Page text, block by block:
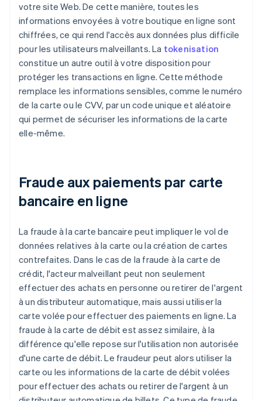
votre site Web. De cette manière, toutes les
informations envoyées à votre boutique en ligne sont
chiffrées, ce qui rend l'accès aux données plus difficile
pour les utilisateurs malveillants. La tokenisation
constitue un autre outil à votre disposition pour
protéger les transactions en ligne. Cette méthode
remplace les informations sensibles, comme le numéro
de la carte ou le CVV, par un code unique et aléatoire
qui permet de sécuriser les informations de la carte
elle-même.
Fraude aux paiements par carte
bancaire en ligne
La fraude à la carte bancaire peut impliquer le vol de
données relatives à la carte ou la création de cartes
contrefaites. Dans le cas de la fraude à la carte de
crédit, l'acteur malveillant peut non seulement
effectuer des achats en personne ou retirer de l'argent
à un distributeur automatique, mais aussi utiliser la
carte volée pour effectuer des paiements en ligne. La
fraude à la carte de débit est assez similaire, à la
différence qu'elle repose sur l'utilisation non autorisée
d'une carte de débit. Le fraudeur peut alors utiliser la
carte ou les informations de la carte de débit volées
pour effectuer des achats ou retirer de l'argent à un